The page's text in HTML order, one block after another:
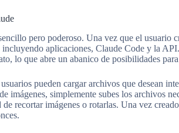
pero poderoso. Una vez que el usuario
aplicaciones, Claude Code y la
lo que abre un abanico de posibilidades
pueden cargar archivos que desean
imágenes, simplemente subes los archivos
de recortar imágenes o rotarlas. Una vez